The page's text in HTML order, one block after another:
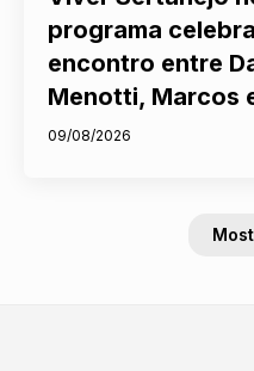
programa
encontro entre
Menotti, Marcos
09/08/2026